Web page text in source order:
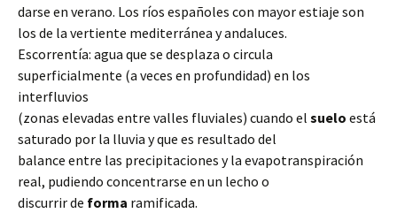
darse en verano. Los ríos españoles con mayor estiaje son
los de la vertiente mediterránea y andaluces.
Escorrentía: agua que se desplaza o circula
superficialmente (a veces en profundidad) en los
interfluvios
(zonas elevadas entre valles fluviales) cuando el suelo está
saturado por la lluvia y que es resultado del
balance entre las precipitaciones y la evapotranspiración
real, pudiendo concentrarse en un lecho o
discurrir de forma ramificada.